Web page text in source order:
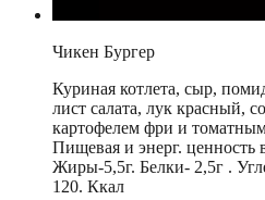
Чикен Бургер
Куриная котлета, сыр,
лист салата, лук красный,
картофелем фри и
Пищевая и энерг. ценность
Жиры-5,5г. Белки- 2,5г .
120. Ккал